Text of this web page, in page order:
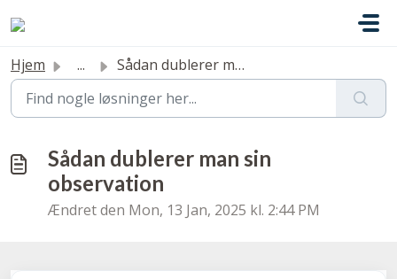
Hjem ... Sådan dublerer man sin observation
Sådan dublerer man sin
observation
Ændret den Mon, 13 Jan, 2025 kl. 2:44 PM